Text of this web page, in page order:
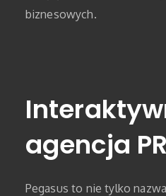
biznesowych.
agencja PR
Pegasus to nie tylko